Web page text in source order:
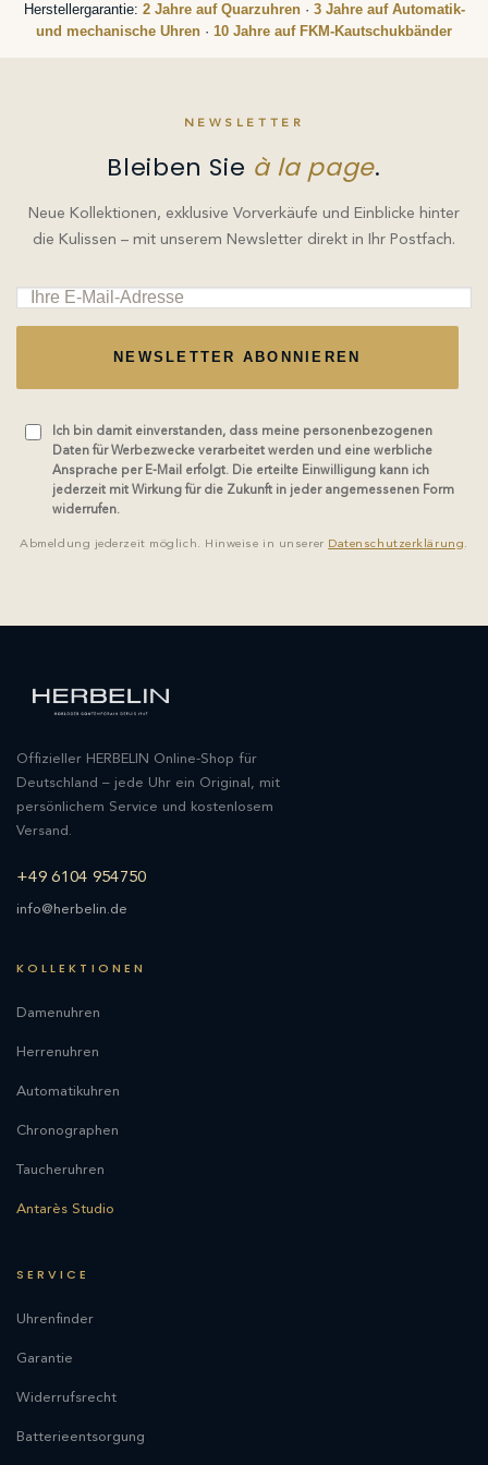
Herstellergarantie: 2 Jahre auf Quarzuhren· 3 Jahre auf Automatik-
und mechanische Uhren · 10 Jahre auf FKM-Kautschukbänder
NEWSLETTER
Bleiben Sie à la page.
Neue Kollektionen, exklusive Vorverkäufe und Einblicke hinter
die Kulissen – mit unserem Newsletter direkt in Ihr Postfach.
NEWSLETTER ABONNIEREN
Ich bin damit einverstanden, dass meine personenbezogenen
Daten für Werbezwecke verarbeitet werden und eine werbliche
Ansprache per E-Mail erfolgt. Die erteilte Einwilligung kann ich
jederzeit mit Wirkung für die Zukunft in jeder angemessenen Form
widerrufen.
Abmeldung jederzeit möglich. Hinweise in unserer Datenschutzerklärung.
Offizieller HERBELIN Online-Shop für
Deutschland – jede Uhr ein Original, mit
persönlichem Service und kostenlosem
Versand.
+49 6104 954750
info@herbelin.de
KOLLEKTIONEN
Damenuhren
Herrenuhren
Automatikuhren
Chronographen
Taucheruhren
Antarès Studio
SERVICE
Uhrenfinder
Garantie
Widerrufsrecht
Batterieentsorgung